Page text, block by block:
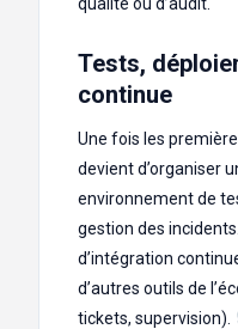
Tests,
continue
Une fois les
devient d’organiser
environnement de
gestion des
d’intégration
d’autres outils de
tickets, supervision).